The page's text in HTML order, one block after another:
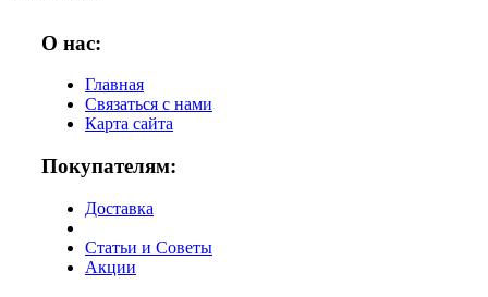
О нас:
Главная
Связаться с нами
Карта сайта
Покупателям:
Доставка
Статьи и Советы
Акции